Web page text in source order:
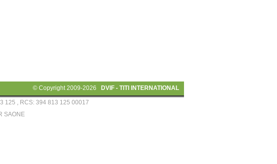
© Copyright 2009-2026 DVIF - TITI INTERNATIONAL
125 , RCS: 394 813 125 00017
SAONE